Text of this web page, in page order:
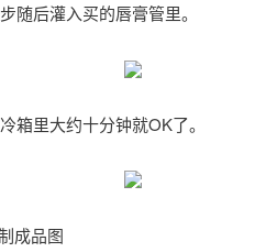
随后灌入买的唇膏管里。
箱里大约十分钟就OK了。
成品图